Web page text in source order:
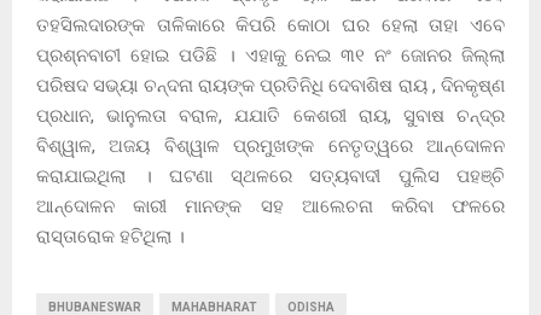
ତହସିଲଦାରଙ୍କ ତାଳିକାରେ କିପରି କୋଠା ଘର ହେଲା ତାହା ଏବେ
ପ୍ରଶ୍ନବାଚୀ ହୋଇ ପଡିଛି । ଏହାକୁ ନେଇ ୩୧ ନଂ ଜୋନର ଜିଲ୍ଲା
ପରିଷଦ ସଭ୍ୟା ଚନ୍ଦନା ରାୟଙ୍କ ପ୍ରତିନିଧି ଦେବାଶିଷ ରାୟ , ଦିନକୃଷ୍ଣ
ପ୍ରଧାନ, ଭାନୁଲତା ବରାଳ, ଯଯାତି କେଶରୀ ରାୟ, ସୁବାଷ ଚନ୍ଦ୍ର
ବିଶ୍ୱାଳ, ଅଜୟ ବିଶ୍ୱାଳ ପ୍ରମୁଖଙ୍କ ନେତୃତ୍ୱରେ ଆନ୍ଦୋଳନ
କରାଯାଇଥିଲା । ଘଟଣା ସ୍ଥଳରେ ସତ୍ୟବାଦୀ ପୁଲିସ ପହଞ୍ଚି
ଆନ୍ଦୋଳନ କାରୀ ମାନଙ୍କ ସହ ଆଲେଚନା କରିବା ଫଳରେ
ରାସ୍ତାରୋକ ହଟିଥିଲା ।
BHUBANESWAR MAHABHARAT ODISHA